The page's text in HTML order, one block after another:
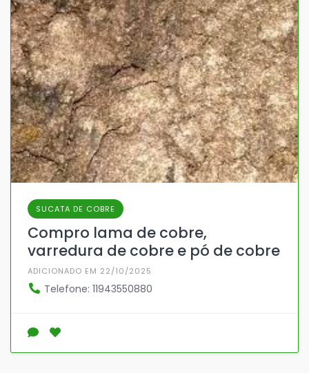
SUCATA DE COBRE
Compro lama de cobre,
varredura de cobre e pó de cobre
ADICIONADO EM 22/10/2025
Telefone: 11943550880